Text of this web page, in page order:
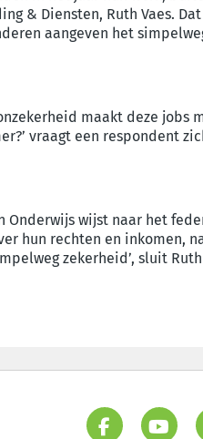
& Diensten, Ruth Vaes.
aangeven het
maakt deze jobs
vraagt een respondent
wijst naar het
hun rechten en inkomen,
zekerheid’, sluit Ruth